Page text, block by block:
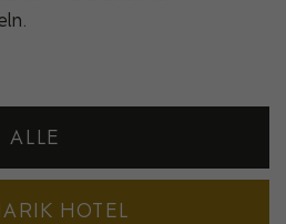
ALLE
HOTEL